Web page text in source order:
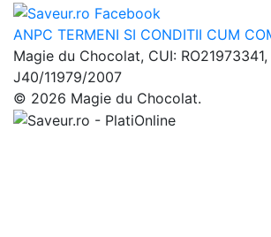
ANPC TERMENI SI CONDITII CUM
Magie du Chocolat, CUI:
J40/11979/2007
© 2026 Magie du Chocolat.